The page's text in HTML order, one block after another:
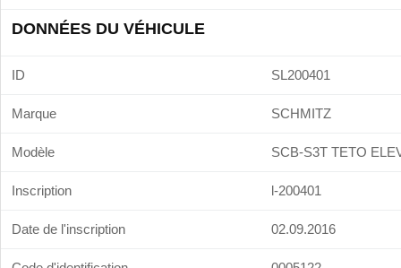
DONNÉES DU VÉHICULE
ID SL200401
Marque SCHMITZ
Modèle SCB-S3T TETO
Inscription l-200401
Date de l'inscription 02.09.2016